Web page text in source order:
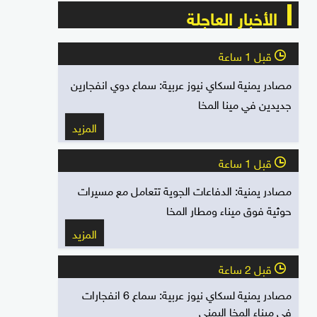
الأخبار العاجلة
l قبل 1 ساعة
مصادر يمنية لسكاي نيوز عربية: سماع دوي انفجارين
جديدين في مينا المخا
المزيد
l قبل 1 ساعة
مصادر يمنية: الدفاعات الجوية تتعامل مع مسيرات
حوثية فوق ميناء ومطار المخا
المزيد
l قبل 2 ساعة
مصادر يمنية لسكاي نيوز عربية: سماع 6 انفجارات
في ميناء المخا اليمني